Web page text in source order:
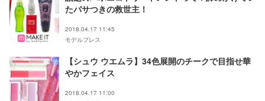
たパサつきの救世主！
2018.04.17 11:45
モデルプレス
【シュウ ウエムラ】34色展開のチークで目指せ華
やかフェイス
2018.04.17 11:00